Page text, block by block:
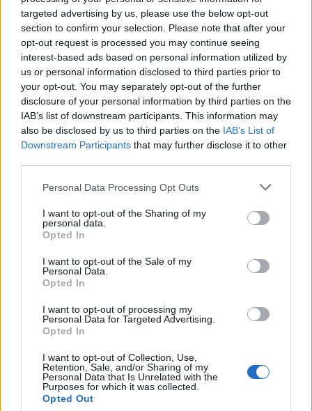
targeted advertising by us, please use the below opt-out
section to confirm your selection. Please note that after your
opt-out request is processed you may continue seeing
interest-based ads based on personal information utilized by
us or personal information disclosed to third parties prior to
your opt-out. You may separately opt-out of the further
disclosure of your personal information by third parties on the
IAB’s list of downstream participants. This information may
also be disclosed by us to third parties on the IAB’s List of
Downstream Participants that may further disclose it to other
Personal Data Processing Opt Outs
I want to opt-out of the Sharing of my
personal data.
Opted In
I want to opt-out of the Sale of my
Personal Data.
Opted In
I want to opt-out of processing my
Personal Data for Targeted Advertising.
Opted In
I want to opt-out of Collection, Use,
Retention, Sale, and/or Sharing of my
Personal Data that Is Unrelated with the
Purposes for which it was collected.
Opted Out
kijelentések már két hónappal ezelőtt napvilágot láttak a
Comdex-en Las Vegasban, ahol Bill Gates azt mondta,
hogy...
KEDVES OLVASÓNK!
A keresett cikk a portfolio.hu hírarchívumához
tartozik, melynek olvasása előfizetéses
regisztrációhoz kötött.
Portfolio.hu teljes cikkarchívum
Kötéslisták: BÉT elmúlt 2 év napon belüli
kötéslistái
Előfizetés
MÁR ELŐFIZETŐNK VAGY?BEJELENTKEZÉS